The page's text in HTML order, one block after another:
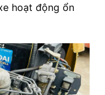
hoạt động ổn